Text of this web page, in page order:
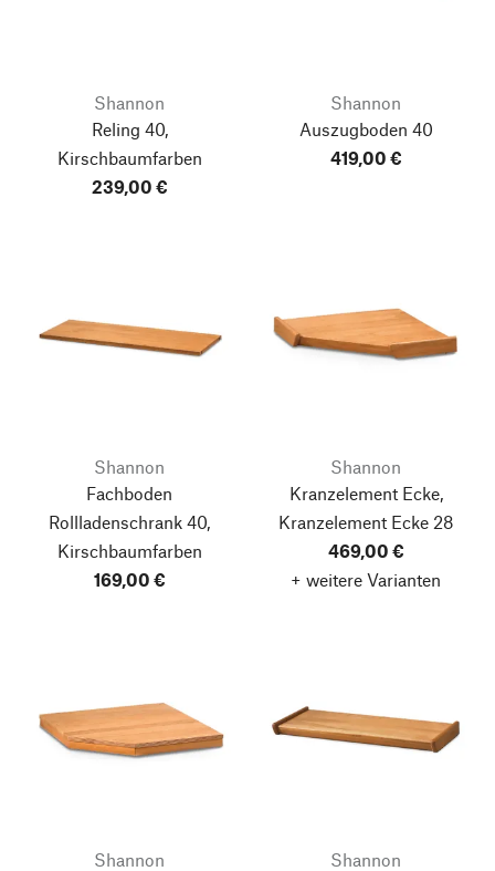
Shannon
Reling 40,
Kirschbaumfarben
239,00 €
Shannon
Auszugboden 40
419,00 €
Shannon
Fachboden
Rollladenschrank 40,
Kirschbaumfarben
169,00 €
Shannon
Kranzelement Ecke,
Kranzelement Ecke 28
469,00 €
+ weitere Varianten
Shannon
Shannon